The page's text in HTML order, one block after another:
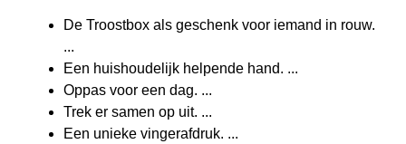
De Troostbox als geschenk voor iemand in rouw.
...
Een huishoudelijk helpende hand. ...
Oppas voor een dag. ...
Trek er samen op uit. ...
Een unieke vingerafdruk. ...